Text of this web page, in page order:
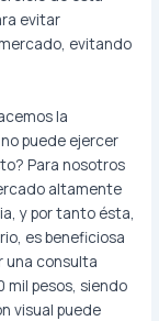
evitar
evitando
la
puede ejercer
Para nosotros
altamente
y por tanto ésta,
es beneficiosa
una consulta
pesos, siendo
visual puede